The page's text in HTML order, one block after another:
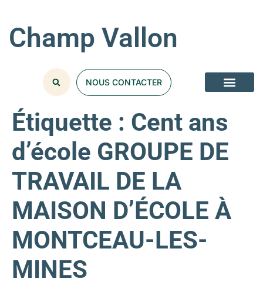
Champ Vallon
NOUS CONTACTER
Étiquette : Cent ans
d’école GROUPE DE
TRAVAIL DE LA
MAISON D’ÉCOLE À
MONTCEAU-LES-
MINES